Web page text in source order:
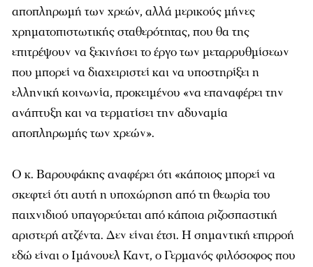
αποπληρωμή των χρεών, αλλά μερικούς μήνες
χρηματοπιστωτικής σταθερότητας, που θα της
επιτρέψουν να ξεκινήσει το έργο των μεταρρυθμίσεων
που μπορεί να διαχειριστεί και να υποστηρίξει η
ελληνική κοινωνία, προκειμένου «να επαναφέρει την
ανάπτυξη και να τερματίσει την αδυναμία
αποπληρωμής των χρεών».
Ο κ. Βαρουφάκης αναφέρει ότι «κάποιος μπορεί να
σκεφτεί ότι αυτή η υποχώρηση από τη θεωρία του
παιχνιδιού υπαγορεύεται από κάποια ριζοσπαστική
αριστερή ατζέντα. Δεν είναι έτσι. Η σημαντική επιρροή
εδώ είναι ο Ιμάνουελ Καντ, ο Γερμανός φιλόσοφος που